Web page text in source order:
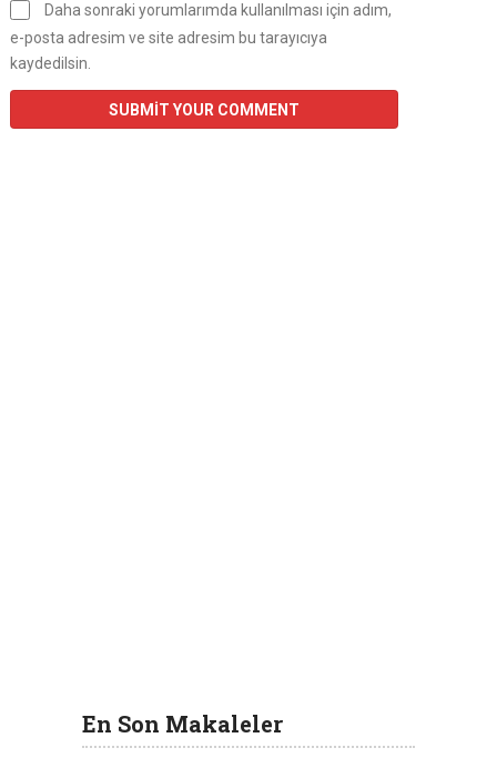
Daha sonraki yorumlarımda kullanılması için adım,
e-posta adresim ve site adresim bu tarayıcıya
kaydedilsin.
En Son Makaleler